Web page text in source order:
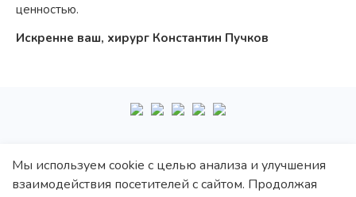
Мы используем cookie с целью анализа и улучшения
взаимодействия посетителей с сайтом. Продолжая
ценностью.
Искренне ваш, хирург Константин Пучков
+7 495 222-10-87
Политика обработки персональных данных